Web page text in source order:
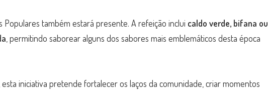
Populares também estará presente. A refeição inclui caldo verde, bifana ou
, permitindo saborear alguns dos sabores mais emblemáticos desta época
iniciativa pretende fortalecer os laços da comunidade, criar momentos